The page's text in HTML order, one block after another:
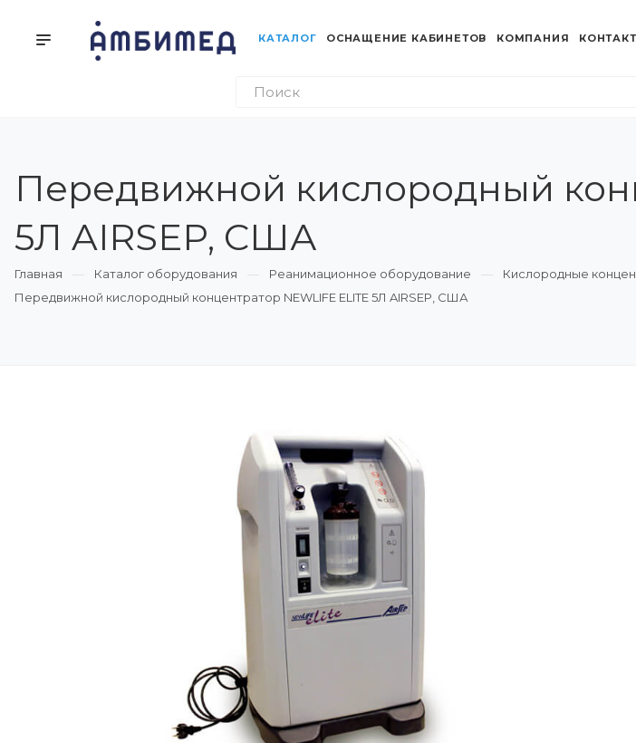
КАТАЛОГ ОСНАЩЕНИЕ КАБИНЕТОВ КОМПАНИЯ
Передвижной кислородный
5Л AIRSEP, США
Главная Каталог оборудования Реанимационное оборудование Кислородные
Передвижной кислородный концентратор NEWLIFE ELITE 5Л AIRSEP, США